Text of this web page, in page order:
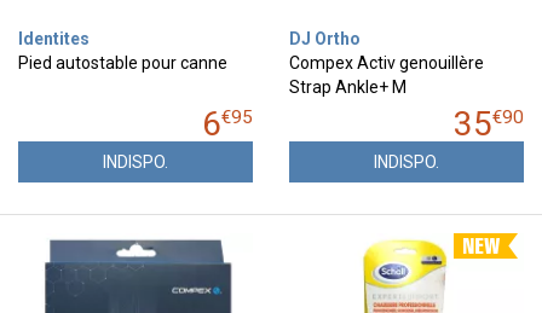
Identites
Pied autostable pour canne
6€95
INDISPO.
DJ Ortho
Compex Activ genouillère
Strap Ankle+ M
35€90
INDISPO.